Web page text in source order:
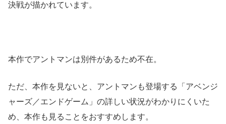
決戦が描かれています。
本作でアントマンは別件があるため不在。
ただ、本作を見ないと、アントマンも登場する「アベンジ
ャーズ／エンドゲーム」の詳しい状況がわかりにくいた
め、本作も見ることをおすすめします。